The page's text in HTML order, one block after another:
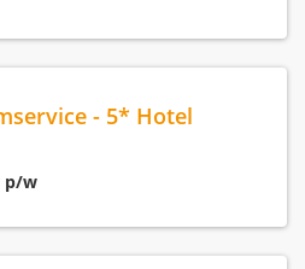
- 5* Hotel
p/w